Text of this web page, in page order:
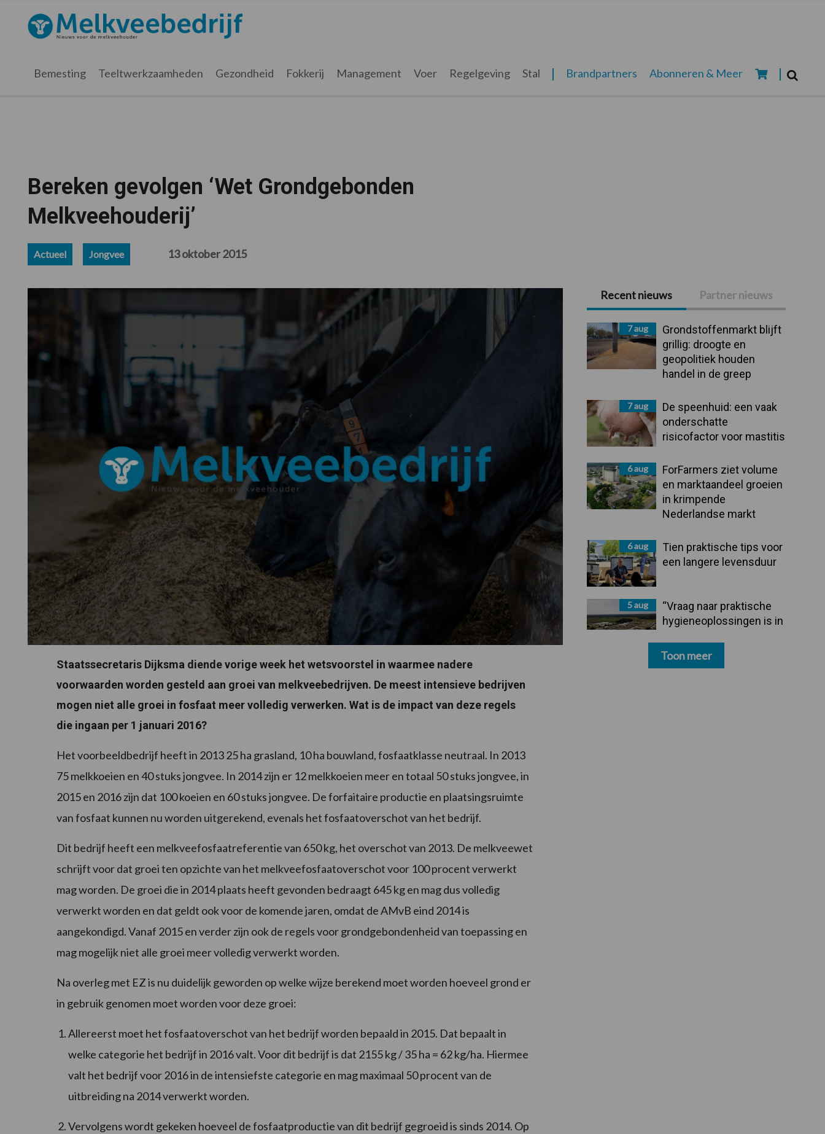
hoofdnavigatie
hoofd
eerste
voettekst
Melkveebedrijf.nl
Bemesting Teeltwerkzaamheden Gezondheid Fokkerij Management Voer Regelgeving Stal Brandpartners Abonneren & Meer
Bereken gevolgen ‘Wet Grondgebonden
Melkveehouderij’
Actueel Jongvee 13 oktober 2015
Staatssecretaris Dijksma diende vorige week het wetsvoorstel in waarmee nadere
voorwaarden worden gesteld aan groei van melkveebedrijven. De meest intensieve bedrijven
mogen niet alle groei in fosfaat meer volledig verwerken. Wat is de impact van deze regels
die ingaan per 1 januari 2016?
Het voorbeeldbedrijf heeft in 2013 25 ha grasland, 10 ha bouwland, fosfaatklasse neutraal. In 2013
75 melkkoeien en 40 stuks jongvee. In 2014 zijn er 12 melkkoeien meer en totaal 50 stuks jongvee, in
2015 en 2016 zijn dat 100 koeien en 60 stuks jongvee. De forfaitaire productie en plaatsingsruimte
van fosfaat kunnen nu worden uitgerekend, evenals het fosfaatoverschot van het bedrijf.
Dit bedrijf heeft een melkveefosfaatreferentie van 650 kg, het overschot van 2013. De melkveewet
schrijft voor dat groei ten opzichte van het melkveefosfaatoverschot voor 100 procent verwerkt
mag worden. De groei die in 2014 plaats heeft gevonden bedraagt 645 kg en mag dus volledig
verwerkt worden en dat geldt ook voor de komende jaren, omdat de AMvB eind 2014 is
aangekondigd. Vanaf 2015 en verder zijn ook de regels voor grondgebondenheid van toepassing en
mag mogelijk niet alle groei meer volledig verwerkt worden.
Na overleg met EZ is nu duidelijk geworden op welke wijze berekend moet worden hoeveel grond er
in gebruik genomen moet worden voor deze groei:
Allereerst moet het fosfaatoverschot van het bedrijf worden bepaald in 2015. Dat bepaalt in
welke categorie het bedrijf in 2016 valt. Voor dit bedrijf is dat 2155 kg / 35 ha = 62 kg/ha. Hiermee
valt het bedrijf voor 2016 in de intensiefste categorie en mag maximaal 50 procent van de
uitbreiding na 2014 verwerkt worden.
Vervolgens wordt gekeken hoeveel de fosfaatproductie van dit bedrijf gegroeid is sinds 2014. Op
Primaire
Sidebar
Recent nieuws Partner nieuws
7 aug
Grondstoffenmarkt blijft
grillig: droogte en
geopolitiek houden
handel in de greep
7 aug
De speenhuid: een vaak
onderschatte
risicofactor voor mastitis
6 aug
ForFarmers ziet volume
en marktaandeel groeien
in krimpende
Nederlandse markt
6 aug
Tien praktische tips voor
een langere levensduur
5 aug
“Vraag naar praktische
hygieneoplossingen is in
Toon meer